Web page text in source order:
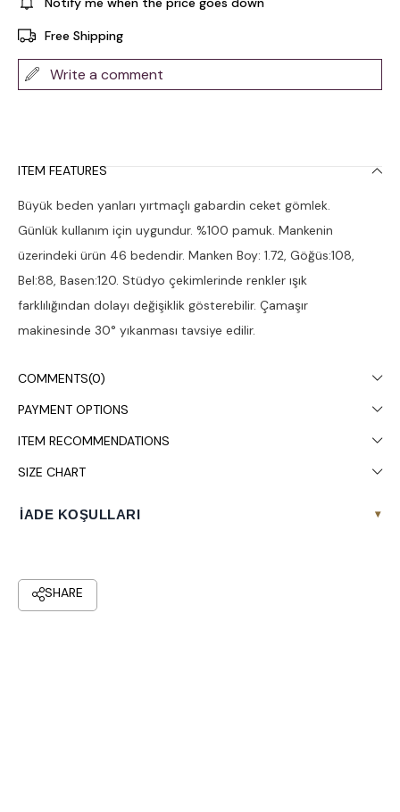
Free Shipping
Write a comment
ITEM FEATURES
Büyük beden yanları yırtmaçlı gabardin ceket gömlek.
Günlük kullanım için uygundur. %100 pamuk. Mankenin
üzerindeki ürün 46 bedendir. Manken Boy: 1.72, Göğüs:108,
Bel:88, Basen:120. Stüdyo çekimlerinde renkler ışık
farklılığından dolayı değişiklik gösterebilir. Çamaşır
makinesinde 30° yıkanması tavsiye edilir.
COMMENTS(0)
PAYMENT OPTIONS
ITEM RECOMMENDATIONS
SIZE CHART
İADE KOŞULLARI ▾